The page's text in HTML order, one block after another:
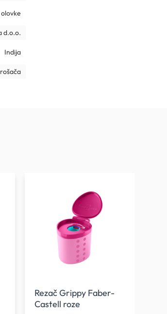
olovke
d.o.o.
Indija
Rezač Grippy Faber-
Castell roze